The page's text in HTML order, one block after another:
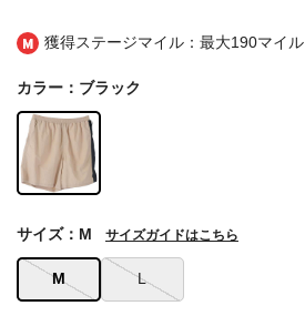
獲得ステージマイル：最大190マイル
カラー：ブラック
M L
サイズ：M サイズガイドはこちら